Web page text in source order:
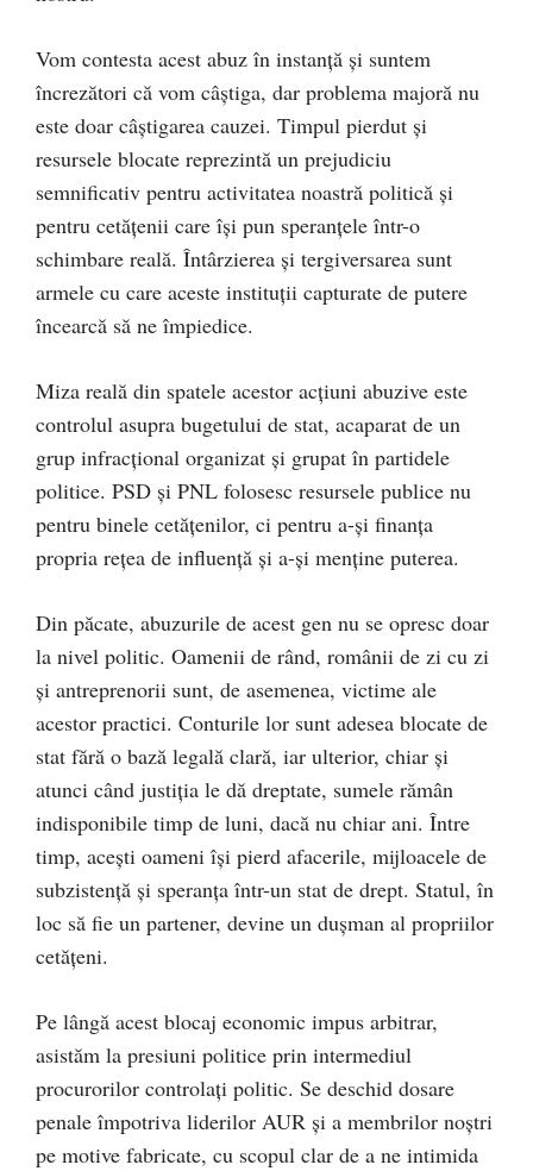
Vom contesta acest abuz în instanță și suntem
încrezători că vom câștiga, dar problema majoră nu
este doar câștigarea cauzei. Timpul pierdut și
resursele blocate reprezintă un prejudiciu
semnificativ pentru activitatea noastră politică și
pentru cetățenii care își pun speranțele într-o
schimbare reală. Întârzierea și tergiversarea sunt
armele cu care aceste instituții capturate de putere
încearcă să ne împiedice.
Miza reală din spatele acestor acțiuni abuzive este
controlul asupra bugetului de stat, acaparat de un
grup infracțional organizat și grupat în partidele
politice. PSD și PNL folosesc resursele publice nu
pentru binele cetățenilor, ci pentru a-și finanța
propria rețea de influență și a-și menține puterea.
Din păcate, abuzurile de acest gen nu se opresc doar
la nivel politic. Oamenii de rând, românii de zi cu zi
și antreprenorii sunt, de asemenea, victime ale
acestor practici. Conturile lor sunt adesea blocate de
stat fără o bază legală clară, iar ulterior, chiar și
atunci când justiția le dă dreptate, sumele rămân
indisponibile timp de luni, dacă nu chiar ani. Între
timp, acești oameni își pierd afacerile, mijloacele de
subzistență și speranța într-un stat de drept. Statul, în
loc să fie un partener, devine un dușman al propriilor
cetățeni.
Pe lângă acest blocaj economic impus arbitrar,
asistăm la presiuni politice prin intermediul
procurorilor controlați politic. Se deschid dosare
penale împotriva liderilor AUR și a membrilor noștri
pe motive fabricate, cu scopul clar de a ne intimida